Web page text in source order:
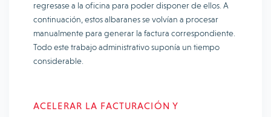
regresase a la oficina para poder disponer de ellos. A
continuación, estos albaranes se volvían a procesar
manualmente para generar la factura correspondiente.
Todo este trabajo administrativo suponía un tiempo
considerable.
ACELERAR LA FACTURACIÓN Y